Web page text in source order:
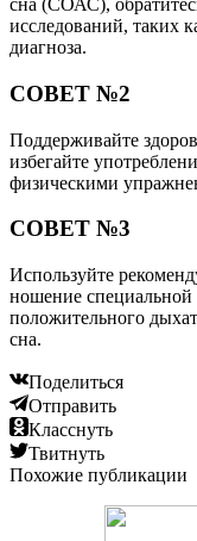
сна (СОАС),
исследований, таких
диагноза.
СОВЕТ №2
Поддерживайте
избегайте
физическими
СОВЕТ №3
Используйте
ношение
положительного
сна.
Поделиться
Отправить
Класснуть
Твитнуть
Похожие публикации